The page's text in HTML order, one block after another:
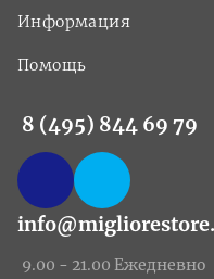
Информация
Помощь
8 (495) 844 69 79
9.00 - 21.00 Ежедневно